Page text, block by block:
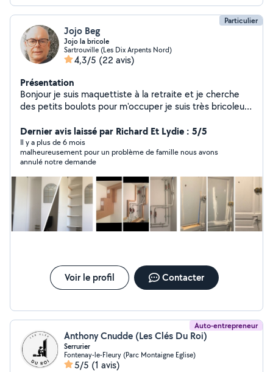
Particulier
Jojo Beg
Jojo la bricole
Sartrouville (Les Dix Arpents Nord)
4,3/5 (22 avis)
Présentation
Bonjour je suis maquettiste à la retraite et je cherche
des petits boulots pour m'occuper je suis très bricoleur
vous apporter mon aide dans beaucoup de domaines et
aussi trouver des solutions
Dernier avis laissé par Richard Et Lydie : 5/5
Il y a plus de 6 mois
malheureusement pour un problème de famille nous avons
annulé notre demande
Voir le profil Contacter
Auto-entrepreneur
Anthony Cnudde (Les Clés Du Roi)
Serrurier
Fontenay-le-Fleury (Parc Montaigne Eglise)
5/5 (1 avis)